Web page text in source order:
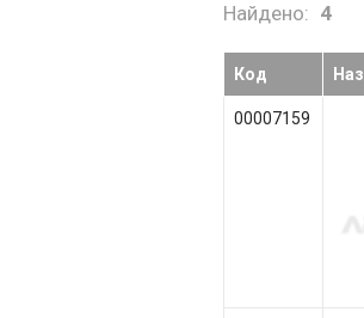
Найдено: 4
Код
00007159